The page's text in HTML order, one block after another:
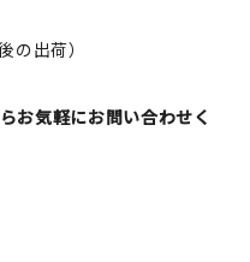
の出荷）
お気軽にお問い合わせく